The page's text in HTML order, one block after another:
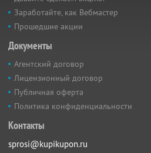
Заработайте, как Вебмастер
Прошедшие акции
Документы
Агентский договор
Лицензионный договор
Публичная оферта
Политика конфиденциальности
Контакты
sprosi@kupikupon.ru